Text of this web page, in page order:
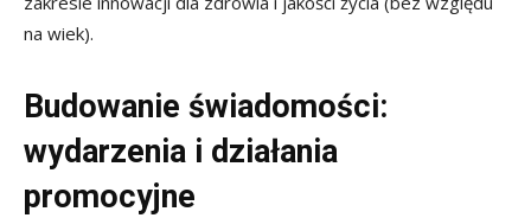
na wiek).
Budowanie świadomości:
wydarzenia i działania
promocyjne